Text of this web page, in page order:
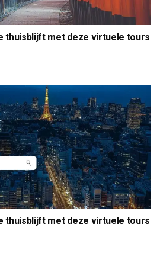
thuisblijft met deze virtuele tours
thuisblijft met deze virtuele tours